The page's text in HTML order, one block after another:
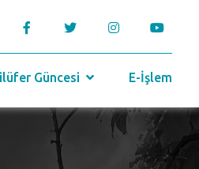
Güncesi E-İşlem